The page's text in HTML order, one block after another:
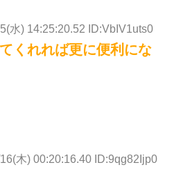
水) 14:25:20.52 ID:VbIV1uts0
くれれば更に便利にな
木) 00:20:16.40 ID:9qg82Ijp0